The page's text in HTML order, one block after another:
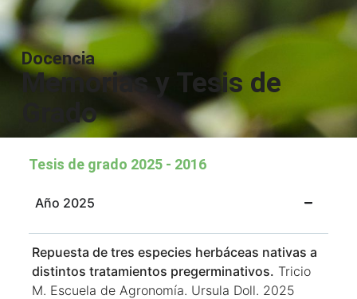
Docencia
Memorias y Tesis de
Grado
Tesis de grado 2025 - 2016
Año 2025
Repuesta de tres especies herbáceas nativas a
distintos tratamientos pregerminativos. Tricio
M. Escuela de Agronomía. Ursula Doll. 2025